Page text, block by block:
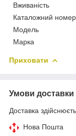
Вживаність
Каталожний номер
Модель
Марка
Приховати
Умови доставки
Доставка
Нова Пошта